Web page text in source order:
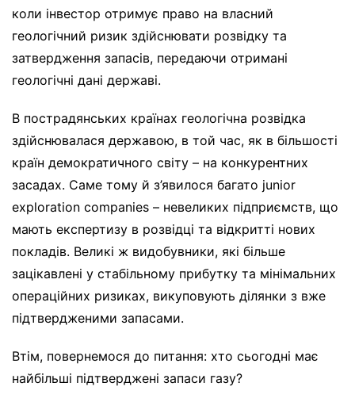
коли інвестор отримує право на власний
геологічний ризик здійснювати розвідку та
затвердження запасів, передаючи отримані
геологічні дані державі.
В пострадянських країнах геологічна розвідка
здійснювалася державою, в той час, як в більшості
країн демократичного світу – на конкурентних
засадах. Саме тому й з’явилося багато junior
exploration companies – невеликих підприємств, що
мають експертизу в розвідці та відкритті нових
покладів. Великі ж видобувники, які більше
зацікавлені у стабільному прибутку та мінімальних
операційних ризиках, викуповують ділянки з вже
підтвердженими запасами.
Втім, повернемося до питання: хто сьогодні має
найбільші підтверджені запаси газу?